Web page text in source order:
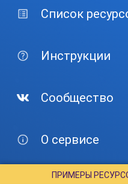
Список
Инструкции
Сообщество
О сервисе
ПРИМЕРЫ